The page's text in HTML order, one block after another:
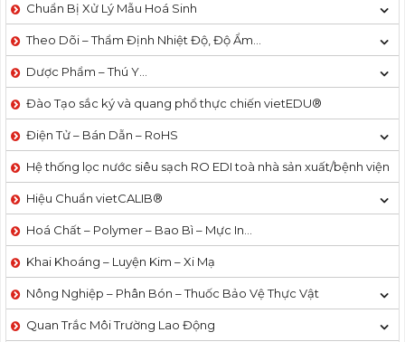
Chuẩn Bị Xử Lý Mẫu Hoá Sinh
Theo Dõi – Thẩm Định Nhiệt Độ, Độ Ẩm…
Dược Phẩm – Thú Y…
Đào Tạo sắc ký và quang phổ thực chiến vietEDU®
Điện Tử – Bán Dẫn – RoHS
Hệ thống lọc nước siêu sạch RO EDI​​ toà nhà sản xuất/bệnh viện
Hiệu Chuẩn vietCALIB®
Hoá Chất – Polymer – Bao Bì – Mực In…
Khai Khoáng – Luyện Kim – Xi Mạ
Nông Nghiệp – Phân Bón – Thuốc Bảo Vệ Thực Vật
Quan Trắc Môi Trường Lao Động